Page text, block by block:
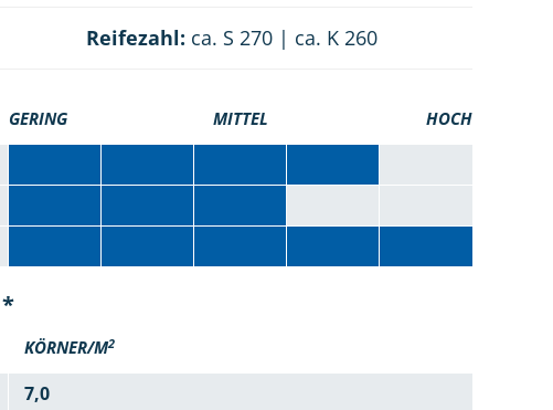
Reifezahl: ca. S 270 | ca. K 260
GERING MITTEL HOCH
KÖRNER/M2
7,0